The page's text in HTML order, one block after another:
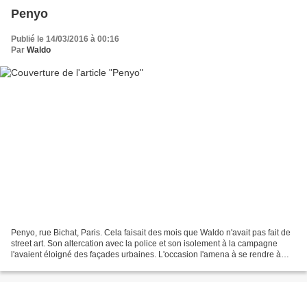
Penyo
Publié le 14/03/2016 à 00:16
Par Waldo
Penyo, rue Bichat, Paris. Cela faisait des mois que Waldo n'avait pas fait de
street art. Son altercation avec la police et son isolement à la campagne
l'avaient éloigné des façades urbaines. L'occasion l'amena à se rendre à